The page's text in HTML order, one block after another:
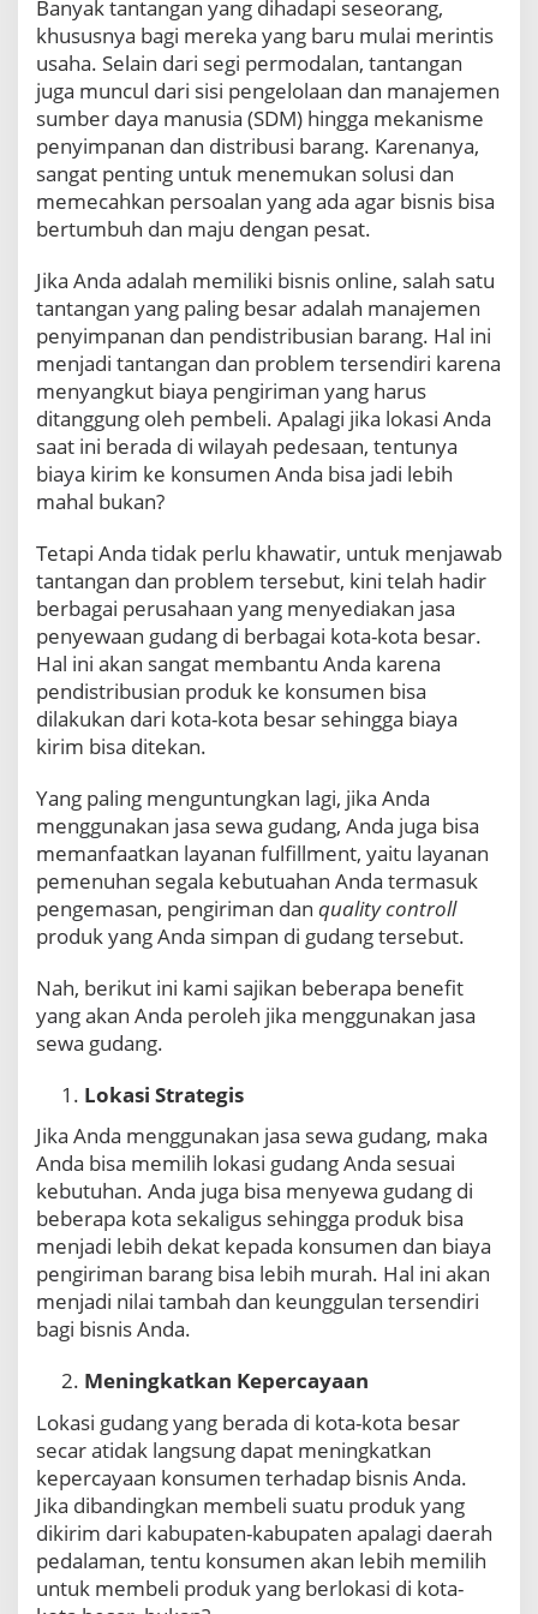
d
a
n
g
O
n
l
n
e
a
!
Banyak tantangan yang dihadapi seseorang,
khususnya bagi mereka yang baru mulai merintis
usaha. Selain dari segi permodalan, tantangan
juga muncul dari sisi pengelolaan dan manajemen
sumber daya manusia (SDM) hingga mekanisme
penyimpanan dan distribusi barang. Karenanya,
sangat penting untuk menemukan solusi dan
memecahkan persoalan yang ada agar bisnis bisa
bertumbuh dan maju dengan pesat.
Jika Anda adalah memiliki bisnis online, salah satu
tantangan yang paling besar adalah manajemen
penyimpanan dan pendistribusian barang. Hal ini
menjadi tantangan dan problem tersendiri karena
menyangkut biaya pengiriman yang harus
ditanggung oleh pembeli. Apalagi jika lokasi Anda
saat ini berada di wilayah pedesaan, tentunya
biaya kirim ke konsumen Anda bisa jadi lebih
mahal bukan?
Tetapi Anda tidak perlu khawatir, untuk menjawab
tantangan dan problem tersebut, kini telah hadir
berbagai perusahaan yang menyediakan jasa
penyewaan gudang di berbagai kota-kota besar.
Hal ini akan sangat membantu Anda karena
pendistribusian produk ke konsumen bisa
dilakukan dari kota-kota besar sehingga biaya
kirim bisa ditekan.
Yang paling menguntungkan lagi, jika Anda
menggunakan jasa sewa gudang, Anda juga bisa
memanfaatkan layanan fulfillment, yaitu layanan
pemenuhan segala kebutuahan Anda termasuk
pengemasan, pengiriman dan quality controll
produk yang Anda simpan di gudang tersebut.
Nah, berikut ini kami sajikan beberapa benefit
yang akan Anda peroleh jika menggunakan jasa
sewa gudang.
Lokasi Strategis
Jika Anda menggunakan jasa sewa gudang, maka
Anda bisa memilih lokasi gudang Anda sesuai
kebutuhan. Anda juga bisa menyewa gudang di
beberapa kota sekaligus sehingga produk bisa
menjadi lebih dekat kepada konsumen dan biaya
pengiriman barang bisa lebih murah. Hal ini akan
menjadi nilai tambah dan keunggulan tersendiri
bagi bisnis Anda.
Meningkatkan Kepercayaan
Lokasi gudang yang berada di kota-kota besar
secar atidak langsung dapat meningkatkan
kepercayaan konsumen terhadap bisnis Anda.
Jika dibandingkan membeli suatu produk yang
dikirim dari kabupaten-kabupaten apalagi daerah
pedalaman, tentu konsumen akan lebih memilih
untuk membeli produk yang berlokasi di kota-